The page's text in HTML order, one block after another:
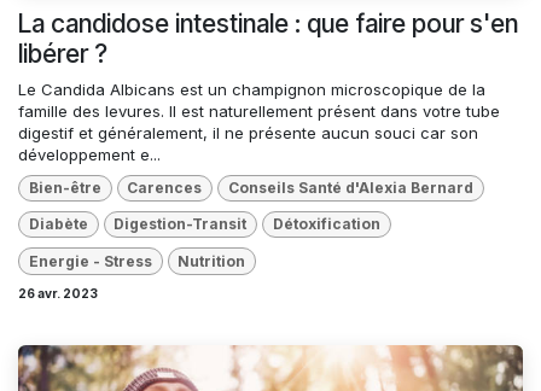
La candidose intestinale : que faire pour s'en
libérer ?
Le Candida Albicans est un champignon microscopique de la
famille des levures. Il est naturellement présent dans votre tube
digestif et généralement, il ne présente aucun souci car son
développement e...
Bien-être Carences Conseils Santé d'Alexia Bernard
Diabète Digestion-Transit Détoxification
Energie - Stress Nutrition
26 avr. 2023